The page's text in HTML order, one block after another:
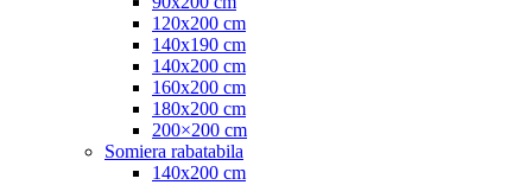
120x200 cm
140x190 cm
140x200 cm
160x200 cm
180x200 cm
200×200 cm
Somiera rabatabila
140x200 cm